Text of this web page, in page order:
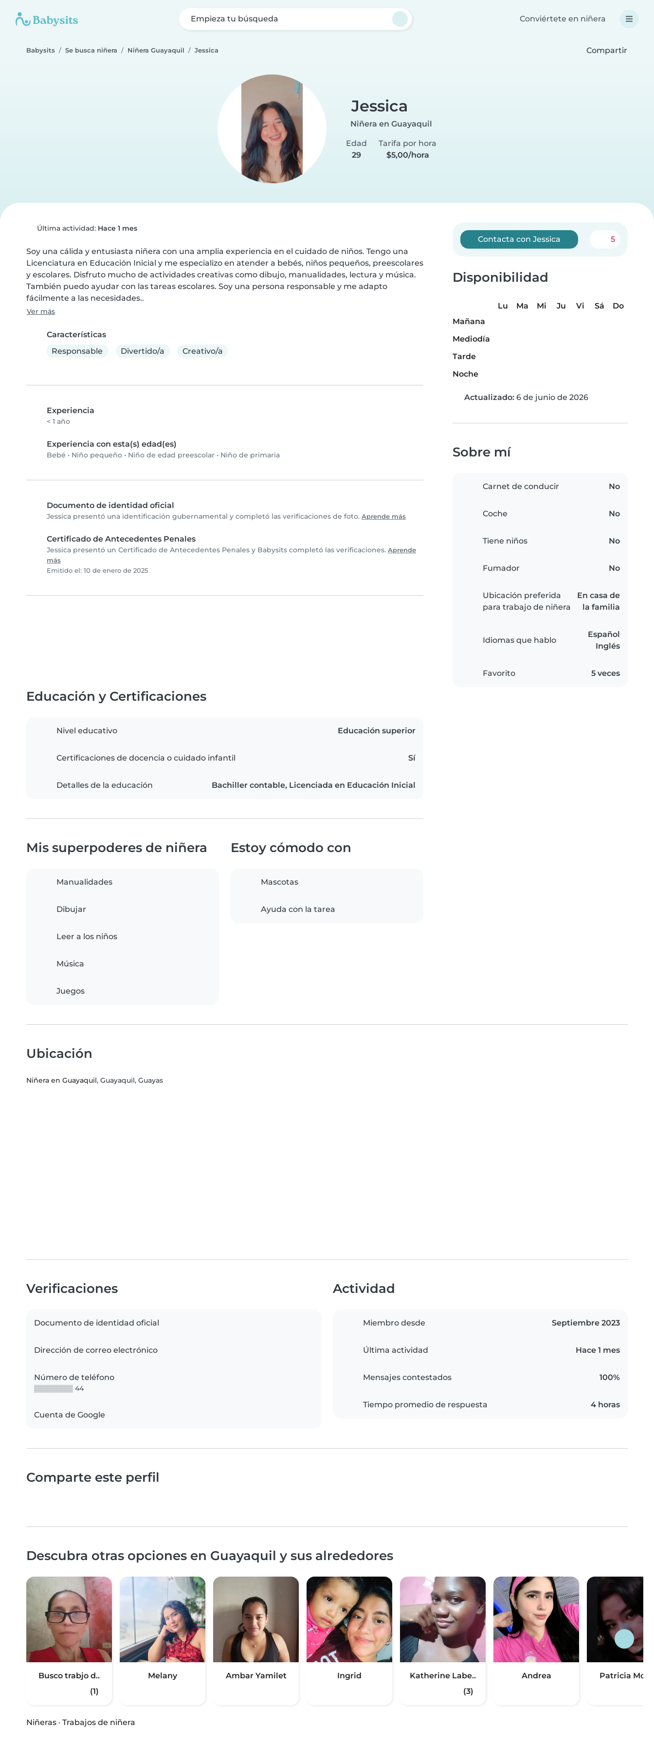
Empieza tu búsqueda Conviértete en niñera
Babysits Se busca niñera Niñera Guayaquil Jessica Compartir
Jessica
Niñera en Guayaquil
Edad
29
Tarifa por hora
$5,00/hora
Última actividad: Hace 1 mes
Soy una cálida y entusiasta niñera con una amplia experiencia en el cuidado de niños. Tengo una
Licenciatura en Educación Inicial y me especializo en atender a bebés, niños pequeños, preescolares
y escolares. Disfruto mucho de actividades creativas como dibujo, manualidades, lectura y música.
También puedo ayudar con las tareas escolares. Soy una persona responsable y me adapto
fácilmente a las necesidades..
Ver más
Características
Responsable
Divertido/a Creativo/a
Experiencia
< 1 año
Experiencia con esta(s) edad(es)
Bebé • Niño pequeño • Niño de edad preescolar • Niño de primaria
Documento de identidad oficial
Jessica presentó una identificación gubernamental y completó las verificaciones de foto. Aprende más
Certificado de Antecedentes Penales
Jessica presentó un Certificado de Antecedentes Penales y Babysits completó las verificaciones. Aprende
más
Emitido el: 10 de enero de 2025
Contacta con Jessica 5
Disponibilidad
Lu Ma Mi Ju Vi Sá
Do
Mañana
Mediodía
Tarde
Noche
Actualizado: 6 de junio de 2026
Sobre mí
Carnet de conducir No
Coche No
Tiene niños No
Fumador No
Ubicación preferida
para trabajo de niñera
En casa de
la familia
Idiomas que hablo
Español
Inglés
Favorito 5 veces
Educación y Certificaciones
Nivel educativo Educación superior
Certificaciones de docencia o cuidado infantil Sí
Detalles de la educación Bachiller contable, Licenciada en Educación Inicial
Mis superpoderes de niñera
Manualidades
Dibujar
Leer a los niños
Música
Juegos
Estoy cómodo con
Mascotas
Ayuda con la tarea
Ubicación
Niñera en Guayaquil, Guayaquil, Guayas
Verificaciones
Documento de identidad oficial
Dirección de correo electrónico
Número de teléfono
▒▒▒▒▒▒▒▒ 44
Cuenta de Google
Actividad
Miembro desde Septiembre 2023
Última actividad Hace 1 mes
Mensajes contestados 100%
Tiempo promedio de respuesta 4 horas
Comparte este perfil
Descubra otras opciones en Guayaquil y sus alrededores
Busco trabjo d..
(1)
Melany Ambar Yamilet Ingrid
Katherine Labe..
(3)
Andrea Patricia
Niñeras · Trabajos de niñera